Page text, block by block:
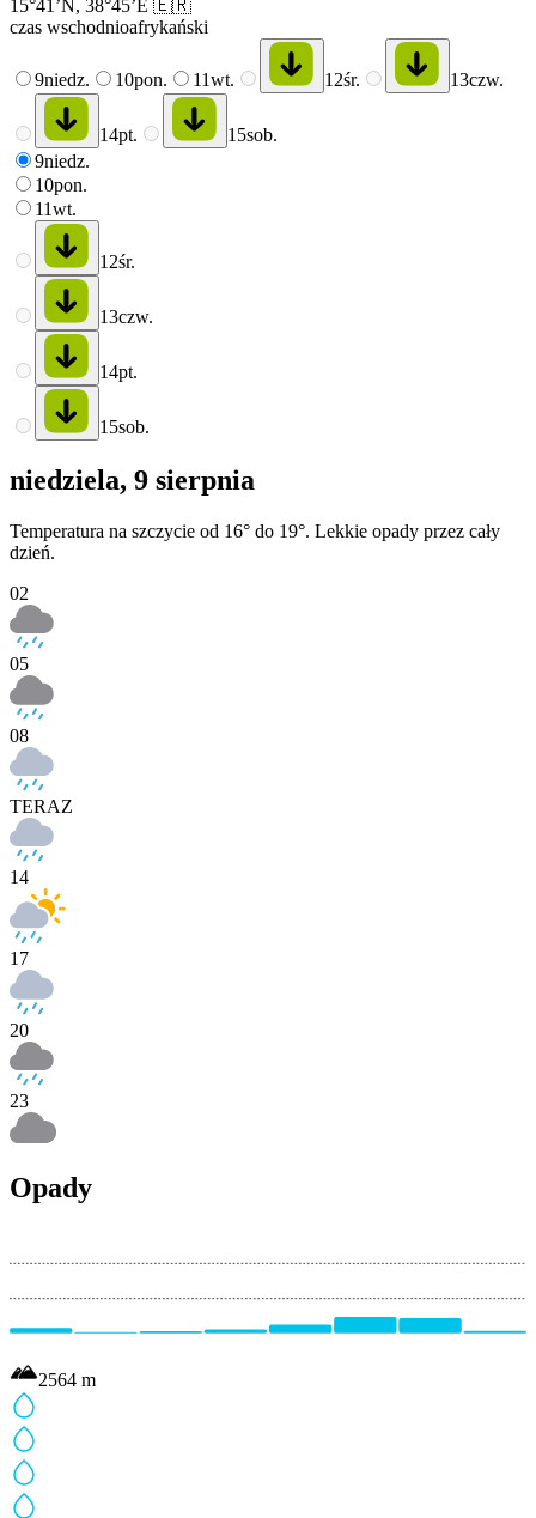
15°41’N, 38°45’E 🇪🇷
czas wschodnioafrykański
9niedz. 10pon. 11wt. 12śr. 13czw.
14pt. 15sob.
9niedz.
10pon.
11wt.
12śr.
13czw.
14pt.
15sob.
niedziela, 9 sierpnia
Temperatura na szczycie od 16° do 19°. Lekkie opady przez cały
dzień.
02
05
08
TERAZ
14
17
20
23
Opady
2564 m